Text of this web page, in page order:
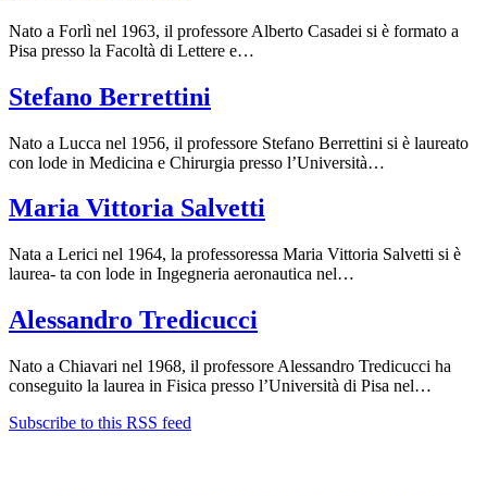
Nato a Forlì nel 1963, il professore Alberto Casadei si è formato a
Pisa presso la Facoltà di Lettere e…
Stefano Berrettini
Nato a Lucca nel 1956, il professore Stefano Berrettini si è laureato
con lode in Medicina e Chirurgia presso l’Università…
Maria Vittoria Salvetti
Nata a Lerici nel 1964, la professoressa Maria Vittoria Salvetti si è
laurea- ta con lode in Ingegneria aeronautica nel…
Alessandro Tredicucci
Nato a Chiavari nel 1968, il professore Alessandro Tredicucci ha
conseguito la laurea in Fisica presso l’Università di Pisa nel…
Subscribe to this RSS feed